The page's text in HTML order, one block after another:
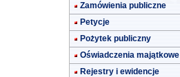
Zamówienia publiczne
Petycje
Pożytek publiczny
Oświadczenia majątkowe
Rejestry i ewidencje